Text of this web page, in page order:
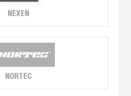
NEXEN
NORTEC